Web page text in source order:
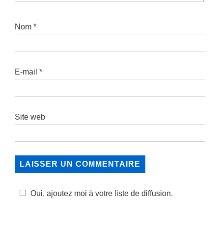
Nom *
E-mail *
Site web
Oui, ajoutez moi à votre liste de diffusion.